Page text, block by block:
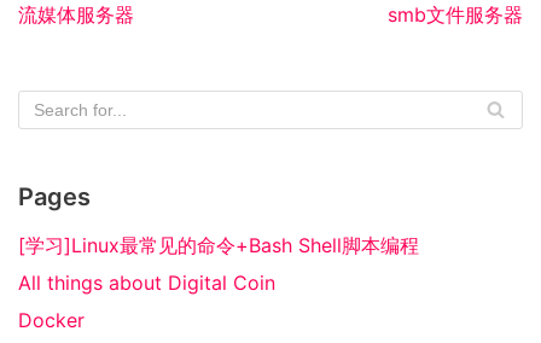
流媒体服务器
smb文件服务器
Pages
[学习]Linux最常见的命令+Bash Shell脚本编程
All things about Digital Coin
Docker